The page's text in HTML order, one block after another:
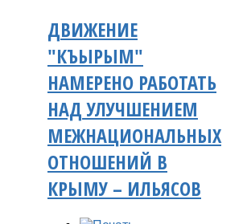
ДВИЖЕНИЕ
"КЪЫРЫМ"
НАМЕРЕНО РАБОТАТЬ
НАД УЛУЧШЕНИЕМ
МЕЖНАЦИОНАЛЬНЫХ
ОТНОШЕНИЙ В
КРЫМУ – ИЛЬЯСОВ